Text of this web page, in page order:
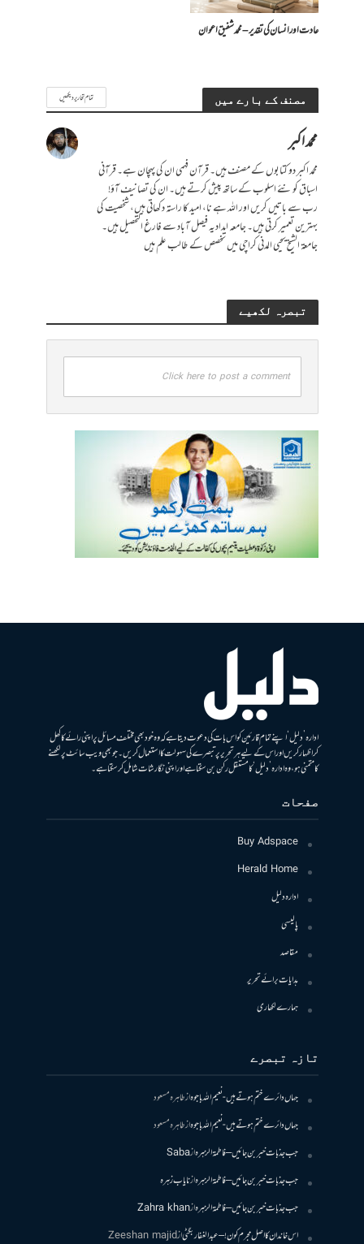
عادت اور انسان کی تقدیر – محمد شفیق اعوان
مصنف کے بارے میں تمام تحاریر دیکھیں
محمد اکبر
محمد اکبر دو کتابوں کے مصنف ہیں۔ قرآن فہمی ان کی پہچان ہے۔ قرآنی
اسباق کو نئے اسلوب کے ساتھ پیش کرتے ہیں۔ ان کی تصانیف آؤ!
رب سے باتیں کریں اور اللہ ہے نا، امید کا راستہ دکھاتی ہیں، شخصیت کی
بہترین تعمیر کرتی ہیں۔ جامعہ امدادیہ فیصل آباد سے فارغ التحصیل ہیں۔
جامعۃ الشیخ یحیی المدنی کراچی میں تخصص کے طالب علم ہیں
تبصرہ لکھیے
Click here to post a comment
ادارہ ’دلیل‘ اپنے تمام قارئین کو اس بات کی دعوت دیتا ہے کہ وہ خود بھی مختلف مسائل پر اپنی رائے کا کھل
کر اظہار کریں اور اس کے لیے ہر تحریر پر تبصرے کی سہولت کا استعمال کریں۔ جو بھی ویب سائٹ پر لکھنے
کا متمنی ہو، وہ ادارہ ’دلیل‘ کا مستقل رکن بن سکتا ہے اور اپنی نگارشات شامل کرسکتا ہے۔
صفحات
Buy Adspace
Herald Home
ادارہ دلیل
پالیسی
مقاصد
ہدایات برائے تحریر
ہمارے لکھاری
تازہ تبصرے
جہاں دائرے ختم ہوتے ہیں- نعیم اللہ باجوہازطاہرہ مسعود
جہاں دائرے ختم ہوتے ہیں- نعیم اللہ باجوہازطاہرہ مسعود
جب جذبات خبر بن جائیں – فاطمۃالزہرہازSaba
جب جذبات خبر بن جائیں – فاطمۃالزہرہازنایاب زہرہ
جب جذبات خبر بن جائیں – فاطمۃالزہرہازZahra khan
اس خاندان کا اصل مجرم کون! – عبدالغفار بگٹیازZeeshan majid